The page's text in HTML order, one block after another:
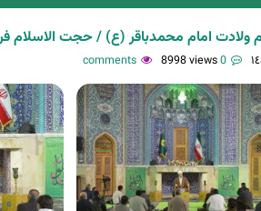
ولادت امام محمدباقر (ع) / حجت
0 comments
8998 views